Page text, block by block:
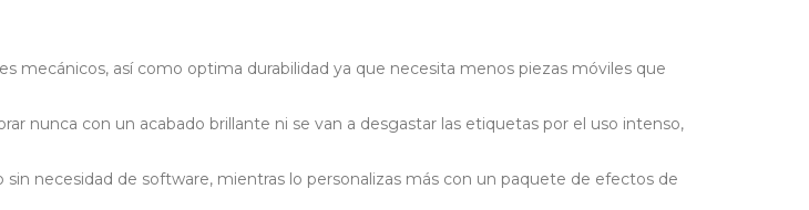
mecánicos, así como optima durabilidad ya que necesita menos piezas móviles que
nunca con un acabado brillante ni se van a desgastar las etiquetas por el uso intenso,
sin necesidad de software, mientras lo personalizas más con un paquete de efectos de